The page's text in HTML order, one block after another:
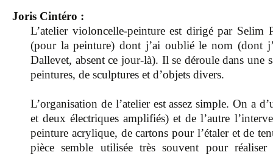
Joris Cintéro :
L’atelier violoncelle-peinture est dirigé par Selim
(pour la peinture) dont j’ai oublié le nom (dont
Dallevet, absent ce jour-là). Il se déroule dans une
peintures, de sculptures et d’objets divers.
L’organisation de l’atelier est assez simple. On a
et deux électriques amplifiés) et de l’autre
peinture acrylique, de cartons pour l’étaler et de
pièce semble utilisée très souvent pour